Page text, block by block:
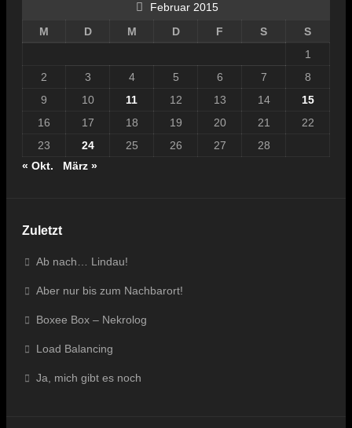
Februar 2015
M
D M D F S
S
1
2
3 4 5 6 7
8
9
10 11 12 13 14
15
16
17 18 19 20 21
22
23
24 25 26 27
28
« Okt.
März »
Zuletzt
Ab nach… Lindau!
Aber nur bis zum Nachbarort!
Boxee Box – Nekrolog
Load Balancing
Ja, mich gibt es noch